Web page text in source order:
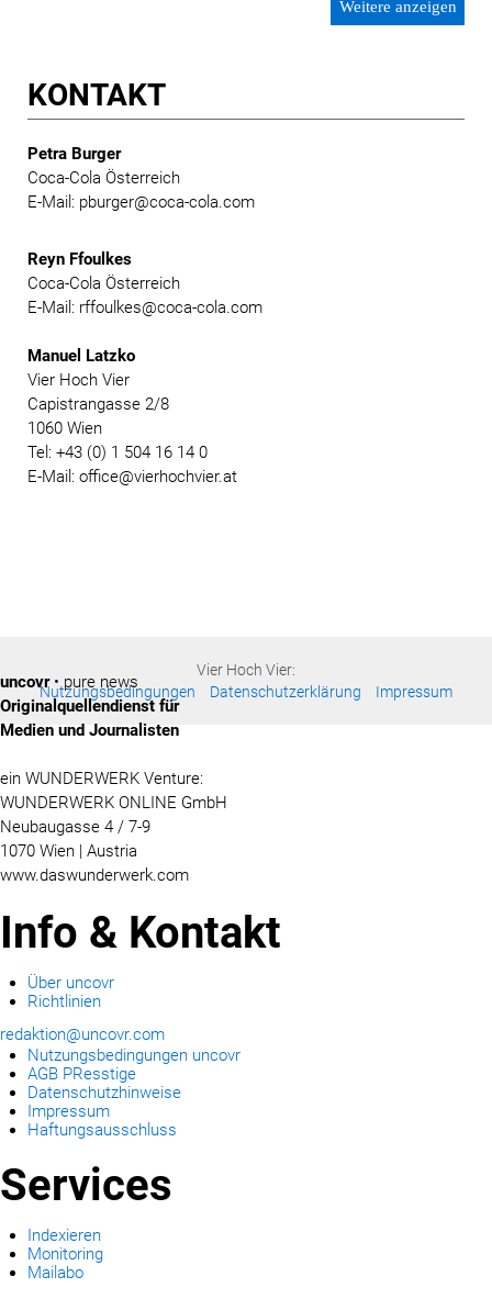
Weitere anzeigen
KONTAKT
Petra Burger
Coca-Cola Österreich
E-Mail: pburger@coca-cola.com
Reyn Ffoulkes
Coca-Cola Österreich
E-Mail: rffoulkes@coca-cola.com
Manuel Latzko
Vier Hoch Vier
Capistrangasse 2/8
1060 Wien
Tel: +43 (0) 1 504 16 14 0
E-Mail: office@vierhochvier.at
Vier Hoch Vier:
Nutzungsbedingungen
Datenschutzerklärung Impressum
uncovr• pure news
Originalquellendienst für
Medien und Journalisten
ein WUNDERWERK Venture:
WUNDERWERK ONLINE GmbH
Neubaugasse 4 / 7-9
1070 Wien | Austria
www.daswunderwerk.com
Info & Kontakt
Über uncovr
Richtlinien
redaktion@uncovr.com
Nutzungsbedingungen uncovr
AGB PResstige
Datenschutzhinweise
Impressum
Haftungsausschluss
Services
Indexieren
Monitoring
Mailabo